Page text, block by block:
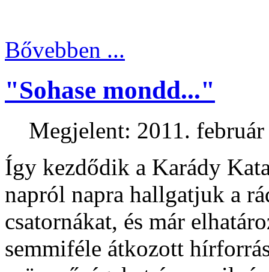
Bővebben ...
"Sohase mondd..."
Megjelent: 2011.
Így kezdődik a Karády
napról napra hallgatjuk a
csatornákat, és már
semmiféle átkozott